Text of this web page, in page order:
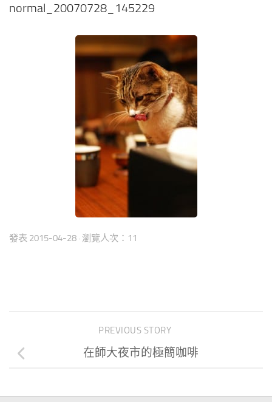
normal_20070728_145229
發表 2015-04-28 · 瀏覽人次：11
PREVIOUS STORY
在師大夜市的極簡咖啡